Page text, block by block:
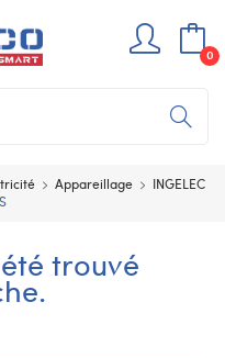
0
Appareillage
INGELEC
trouvé